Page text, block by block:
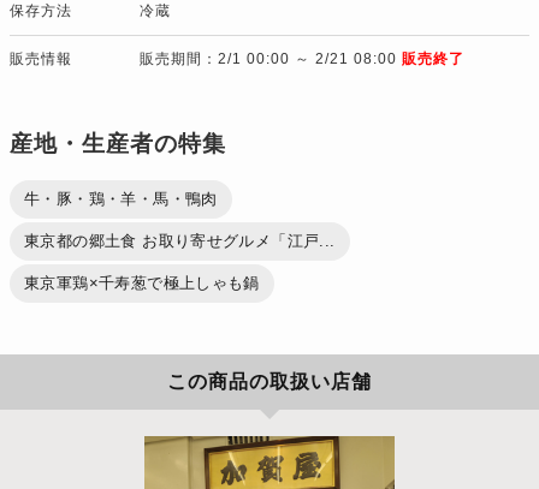
保存方法 冷蔵
販売情報 販売期間：2/1 00:00 ～ 2/21 08:00 販売終了
産地・生産者の特集
牛・豚・鶏・羊・馬・鴨肉
東京都の郷土食 お取り寄せグルメ「江戸...
東京軍鶏×千寿葱で極上しゃも鍋
この商品の取扱い店舗